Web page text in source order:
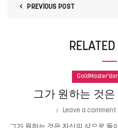
PREVIOUS POST
RELATED
그가 원하는 것
Leave a comment